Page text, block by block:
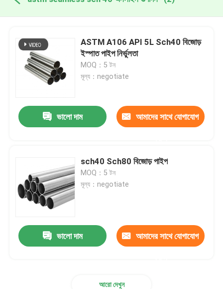
ASTM A106 API 5L Sch40 বিজোড়
ইস্পাত পাইপ নির্ভুলতা
MOQ：5 টন
মূল্য：negotiate
ভালো দাম আমাদের সাথে যোগাযোগ
sch40 Sch80 বিজোড় পাইপ
MOQ：5 টন
মূল্য：negotiate
ভালো দাম আমাদের সাথে যোগাযোগ
আরো দেখুন